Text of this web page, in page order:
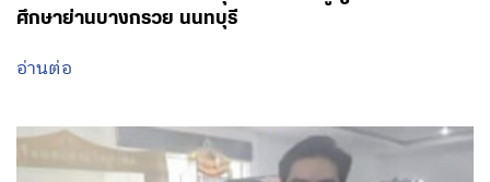
ศึกษาย่านบางกรวย นนทบุรี
อ่านต่อ